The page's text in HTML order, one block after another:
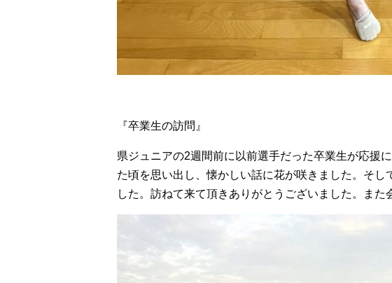
『卒業生の訪問』
県ジュニアの2週間前に以前選手だった卒業生が応援
た頃を思い出し、懐かしい話に花が咲きました。そ
した。訪ねて来て頂きありがとうございました。また